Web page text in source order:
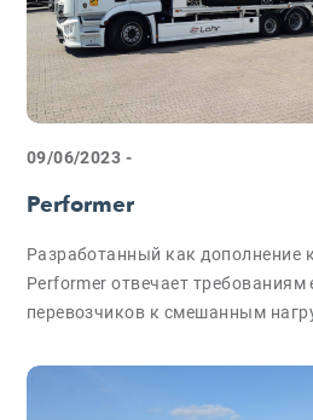
09/06/2023 -
Performer
Разработанный как дополнение
Performer отвечает требованиям
перевозчиков к смешанным